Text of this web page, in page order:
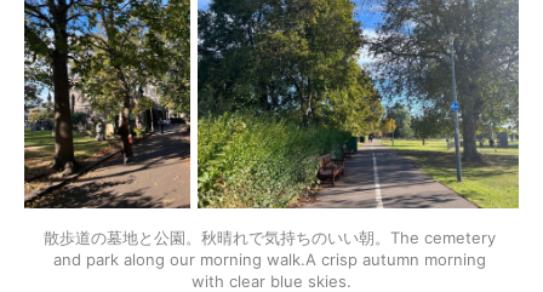
散歩道の墓地と公園。秋晴れで気持ちのいい朝。The cemetery
and park along our morning walk.A crisp autumn morning
with clear blue skies.